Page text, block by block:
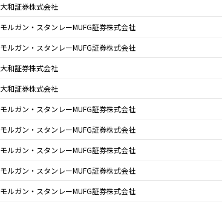
大和証券株式会社
モルガン・スタンレーMUFG証券株式会社
モルガン・スタンレーMUFG証券株式会社
大和証券株式会社
大和証券株式会社
モルガン・スタンレーMUFG証券株式会社
モルガン・スタンレーMUFG証券株式会社
モルガン・スタンレーMUFG証券株式会社
モルガン・スタンレーMUFG証券株式会社
モルガン・スタンレーMUFG証券株式会社